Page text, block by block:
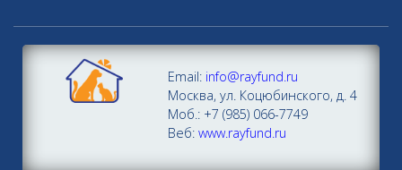
Email: info@rayfund.ru
Москва, ул. Коцюбинского, д. 4
Моб.: +7 (985) 066-7749
Веб:www.rayfund.ru